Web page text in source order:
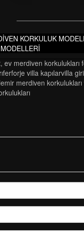
KORKULUK
, ev merdiven korkulukları
vi̇lla kapilarvi̇lla
merdi̇ven